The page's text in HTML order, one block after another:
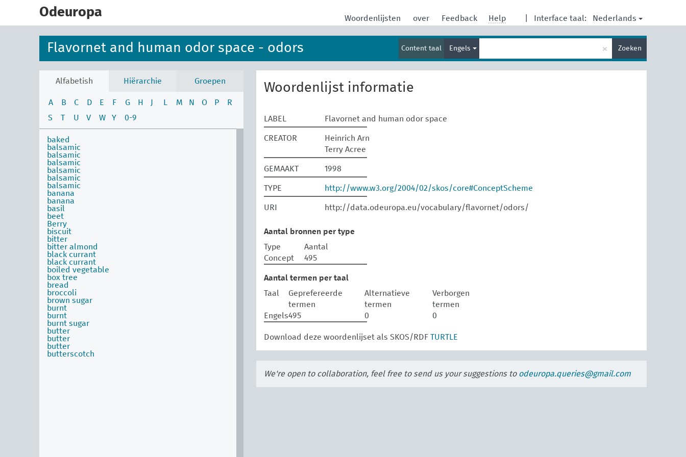
Odeuropa Interface taal: Nederlands
Woordenlijsten over Feedback Help
Flavornet and human odor space - odors Content taal Engels
zoekterm
× Zoeken
Alfabetish Hiërarchie Groepen
A B C D E F G H M N O P
R
S
T U V W Y 0-9
baked
balsamic
balsamic
balsamic
balsamic
balsamic
balsamic
banana
banana
basil
beet
Berry
biscuit
bitter
bitter almond
black currant
black currant
boiled vegetable
box tree
bread
broccoli
brown sugar
burnt
burnt
burnt sugar
butter
butter
butter
butterscotch
Woordenlijst informatie
LABEL Flavornet and human odor space
CREATOR
Heinrich Arn
Terry Acree
GEMAAKT 1998
TYPE http://www.w3.org/2004/02/skos/core#ConceptScheme
URI http://data.odeuropa.eu/vocabulary/flavornet/odors/
Aantal bronnen per type
Type
Aantal
Concept
495
Aantal termen per taal
Taal
Geprefereerde
termen
Alternatieve
termen
Verborgen
termen
Engels495 0 0
Download deze woordenlijset als SKOS/RDF TURTLE
We're open to collaboration, feel free to send us your suggestions to odeuropa.queries@gmail.com